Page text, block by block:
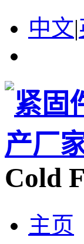
中文|
Cold
主页